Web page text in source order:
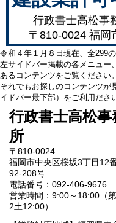
行政書士高松事
〒810-0024 福岡
令和４年１月８日現在、全299
左サイドバー掲載の各メニュー
あるコンテンツをご覧ください。
それでもお探しのコンテンツが
イドバー最下部）をご利用ださ
行政書士高松事
所
〒810-0024
福岡市中央区桜坂3丁目12
92-208号
電話番号：092-406-9676
営業時間：9:00～18:00（
2土12:00）